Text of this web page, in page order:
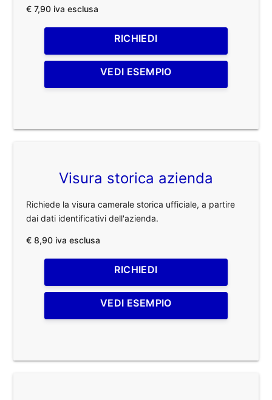
€ 7,90 iva esclusa
RICHIEDI
VEDI ESEMPIO
Visura storica azienda
Richiede la visura camerale storica ufficiale, a partire
dai dati identificativi dell'azienda.
€ 8,90 iva esclusa
RICHIEDI
VEDI ESEMPIO